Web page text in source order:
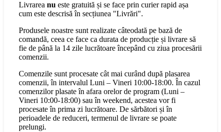
Livrarea nu este gratuită și se face prin curier rapid așa
cum este descrisă în secțiunea "Livrări".
Produsele noastre sunt realizate câteodată pe bază de
comandă, ceea ce face ca durata de producție și livrare să
fie de până la 14 zile lucrătoare începând cu ziua procesării
comenzii.
Comenzile sunt procesate cât mai curând după plasarea
comenzii, în intervalul Luni – Vineri 10:00-18:00. În cazul
comenzilor plasate în afara orelor de program (Luni –
Vineri 10:00-18:00) sau în weekend, acestea vor fi
procesate în prima zi lucrătoare. De sărbători și în
perioadele de reduceri, termenul de livrare se poate
prelungi.